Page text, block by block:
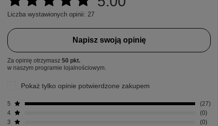
Liczba wystawionych opinii: 27
Napisz swoją opinię
Za opinię otrzymasz 50 pkt.
w naszym programie lojalnościowym.
Pokaż tylko opinie potwierdzone zakupem
5
27
4
0
3
0